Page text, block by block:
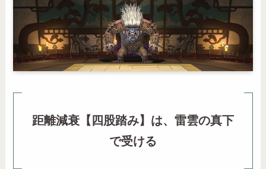
距離減衰【四股踏み】は、雷雲の真下
で受ける